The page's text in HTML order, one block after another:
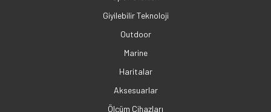
Giyilebilir Teknoloji
Outdoor
Marine
Haritalar
Aksesuarlar
Ölçüm Cihazları